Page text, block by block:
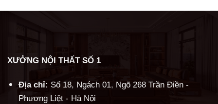
XƯỞNG NỘI THẤT SỐ 1
Địa chỉ: Số 18, Ngách 01, Ngõ 268 Trần Điền -
Phương Liệt - Hà Nội